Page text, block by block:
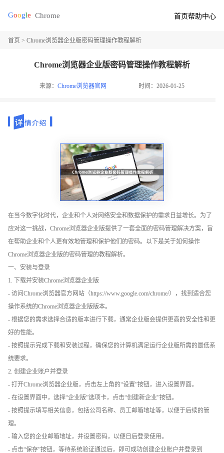
首页帮助中心
首页 > Chrome浏览器企业版密码管理操作教程解析
Chrome浏览器企业版密码管理操作教程解析
来源：Chrome浏览器官网 时间：2026-01-25
在当今数字化时代，企业和个人对网络安全和数据保护的需求日益增长。为了
应对这一挑战，Chrome浏览器企业版提供了一套全面的密码管理解决方案，旨
在帮助企业和个人更有效地管理和保护他们的密码。以下是关于如何操作
Chrome浏览器企业版的密码管理的教程解析。
一、安装与登录
1. 下载并安装Chrome浏览器企业版
- 访问Chrome浏览器官方网站（https://www.google.com/chrome/），找到适合您
操作系统的Chrome浏览器企业版版本。
- 根据您的需求选择合适的版本进行下载，通常企业版会提供更高的安全性和更
好的性能。
- 按照提示完成下载和安装过程，确保您的计算机满足运行企业版所需的最低系
统要求。
2. 创建企业账户并登录
- 打开Chrome浏览器企业版，点击左上角的“设置”按钮，进入设置界面。
- 在设置界面中，选择“企业版”选项卡，点击“创建新企业”按钮。
- 按照提示填写相关信息，包括公司名称、员工邮箱地址等，以便于后续的管
理。
- 输入您的企业邮箱地址，并设置密码，以便日后登录使用。
- 点击“保存”按钮，等待系统验证通过后，即可成功创建企业账户并登录到